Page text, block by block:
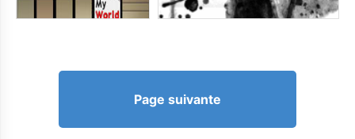
Page suivante